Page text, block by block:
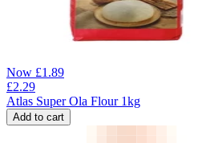
Now £1.89
£2.29
Atlas Super Ola Flour 1kg
Add to cart